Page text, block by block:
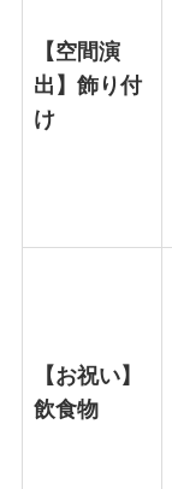
【空間演
出】飾り付
け
【お祝い】
飲食物